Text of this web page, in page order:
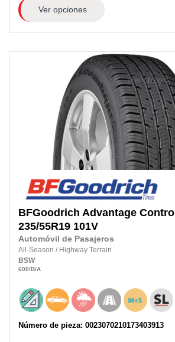
Ver opciones
BFGoodrich Advantage Control
235/55R19 101V
Automóvil de Pasajeros
All-Season / Highway Terrain
BSW
600/B/A
Número de pieza: 0023070210173403913